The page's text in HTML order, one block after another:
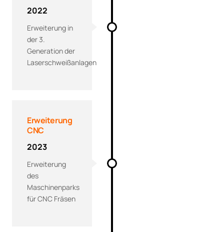
2022
Erweiterung in
der 3.
Generation der
Laserschweißanlagen
Erweiterung
CNC
2023
Erweiterung
des
Maschinenparks
für CNC Fräsen